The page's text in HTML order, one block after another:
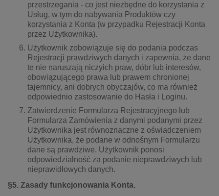
przestrzegania - co jest niezbędne do korzystania z
Usług, w tym do nabywania Produktów czy
korzystania z Konta (w przypadku Rejestracji Konta
przez Użytkownika).
Użytkownik zobowiązuje się do podania podczas
Rejestracji prawdziwych danych i zapewnia, że dane
te nie naruszają niczyich praw, dóbr lub interesów,
obowiązującego prawa lub prawem chronionej
tajemnicy, ani dobrych obyczajów, co ma również
odpowiednio zastosowanie do Hasła i Loginu.
Zatwierdzenie Formularza Rejestracyjnego lub
Formularza Zamówienia z danymi podanymi przez
Użytkownika jest równoznaczne z oświadczeniem
Użytkownika, że podane w odnośnym Formularzu
dane są prawdziwe. Użytkownik ponosi
odpowiedzialność za podanie nieprawdziwych lub
nieprawidłowych danych.
§5. Zasady funkcjonowania Konta.